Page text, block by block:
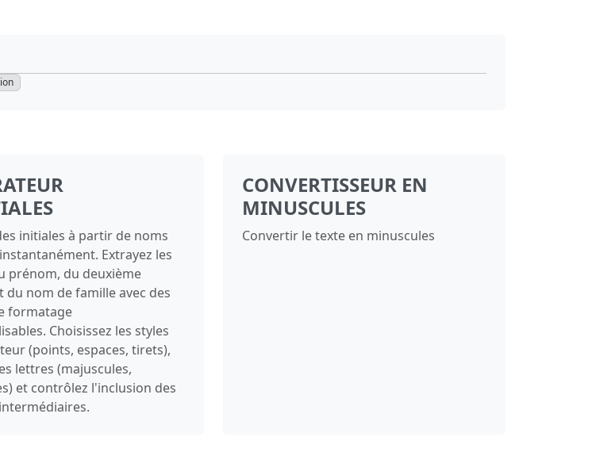
initiales à partir de noms
Extrayez les
prénom, du deuxième
du nom de famille avec des
formatage
Choisissez les styles
(points, espaces, tirets),
lettres (majuscules,
et contrôlez l'inclusion des
CONVERTISSEUR EN
MINUSCULES
Convertir le texte en minuscules